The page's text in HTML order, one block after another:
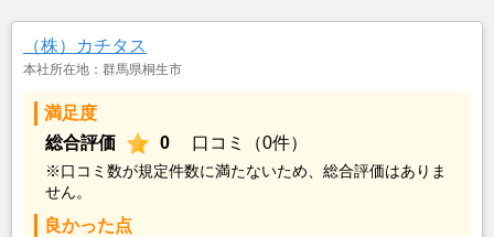
も空き家の状態で不動産を残しておけないと考えて売却
を決めた。
（株）カチタス
本社所在地：群馬県桐生市
満足度
総合評価
0 口コミ（0件）
※口コミ数が規定件数に満たないため、総合評価はありま
せん。
良かった点